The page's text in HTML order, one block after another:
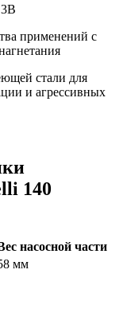
применений с
стали для
и агрессивных
140
насосной части
мм